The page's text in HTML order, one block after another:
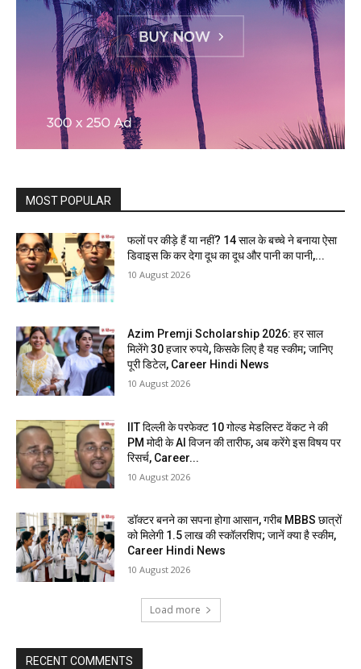
MOST POPULAR
फलों पर कीड़े हैं या नहीं? 14 साल के बच्चे ने बनाया ऐसा
डिवाइस कि कर देगा दूध का दूध और पानी का पानी,...
10 August 2026
Azim Premji Scholarship 2026: हर साल
मिलेंगे 30 हजार रुपये, किसके लिए है यह स्कीम; जानिए
पूरी डिटेल, Career Hindi News
10 August 2026
IIT दिल्ली के परफेक्ट 10 गोल्ड मेडलिस्ट वेंकट ने की
PM मोदी के AI विजन की तारीफ, अब करेंगे इस विषय पर
रिसर्च, Career...
10 August 2026
डॉक्टर बनने का सपना होगा आसान, गरीब MBBS छात्रों
को मिलेगी 1.5 लाख की स्कॉलरशिप; जानें क्या है स्कीम,
Career Hindi News
10 August 2026
Load more
RECENT COMMENTS